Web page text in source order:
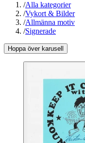
/Alla kategorier
/Vykort & Bilder
/Allmänna motiv
/Signerade
Hoppa över karusell